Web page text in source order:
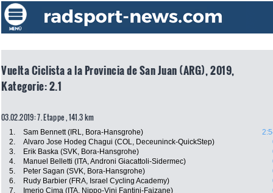
Vuelta Ciclista a la Provincia de San Juan (ARG), 2019,
Kategorie: 2.1
03.02.2019: 7. Etappe , 141.3 km
1. Sam Bennett (IRL, Bora-Hansgrohe)
2.
Alvaro Jose Hodeg Chagui (COL, Deceuninck-QuickStep)
3.
Erik Baska (SVK, Bora-Hansgrohe)
4.
Manuel Belletti (ITA, Androni Giacattoli-Sidermec)
5.
Peter Sagan (SVK, Bora-Hansgrohe)
6.
Rudy Barbier (FRA, Israel Cycling Academy)
7.
Imerio Cima (ITA, Nippo-Vini Fantini-Faizane)